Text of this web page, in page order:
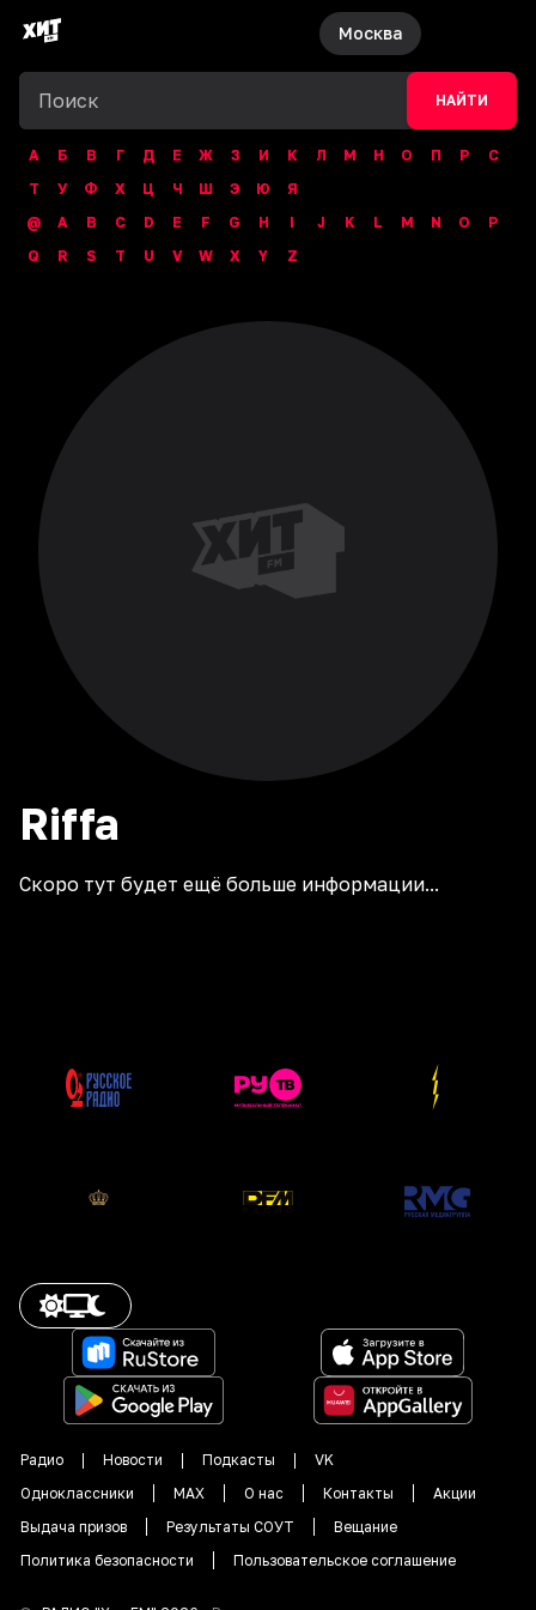
Москва
НАЙТИ
А Б В Г Д Е Ж З И К Л М Н О П Р
С
Т
У Ф Х Ц Ч Ш Э Ю
Я
@
A B C D E F G H I J K L M N O
P
Q
R S T U V W X Y Z
Riffa
Скоро тут будет ещё больше информации...
Радио Новости Подкасты
VK
Одноклассники
MAX О нас Контакты
Акции
Выдача призов
Результаты СОУТ
Вещание
Политика безопасности
Пользовательское соглашение